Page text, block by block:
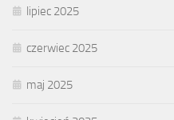
lipiec 2025
czerwiec 2025
maj 2025